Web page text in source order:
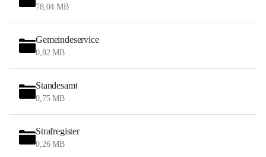
78,04 MB
Gemeindeservice
0,82 MB
Standesamt
0,75 MB
Strafregister
0,26 MB